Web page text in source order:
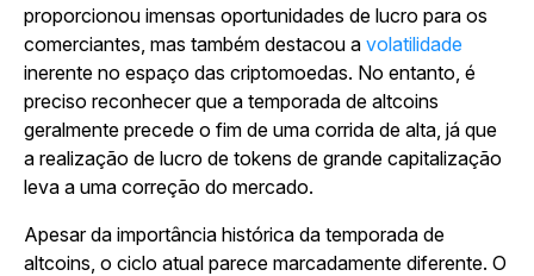
proporcionou imensas oportunidades de lucro para os
comerciantes, mas também destacou a volatilidade
inerente no espaço das criptomoedas. No entanto, é
preciso reconhecer que a temporada de altcoins
geralmente precede o fim de uma corrida de alta, já que
a realização de lucro de tokens de grande capitalização
leva a uma correção do mercado.
Apesar da importância histórica da temporada de
altcoins, o ciclo atual parece marcadamente diferente. O